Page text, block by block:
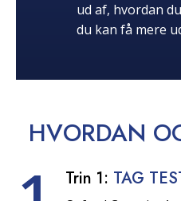
ud af, hvordan
du kan få mere
HVORDAN
Trin 1: TAG